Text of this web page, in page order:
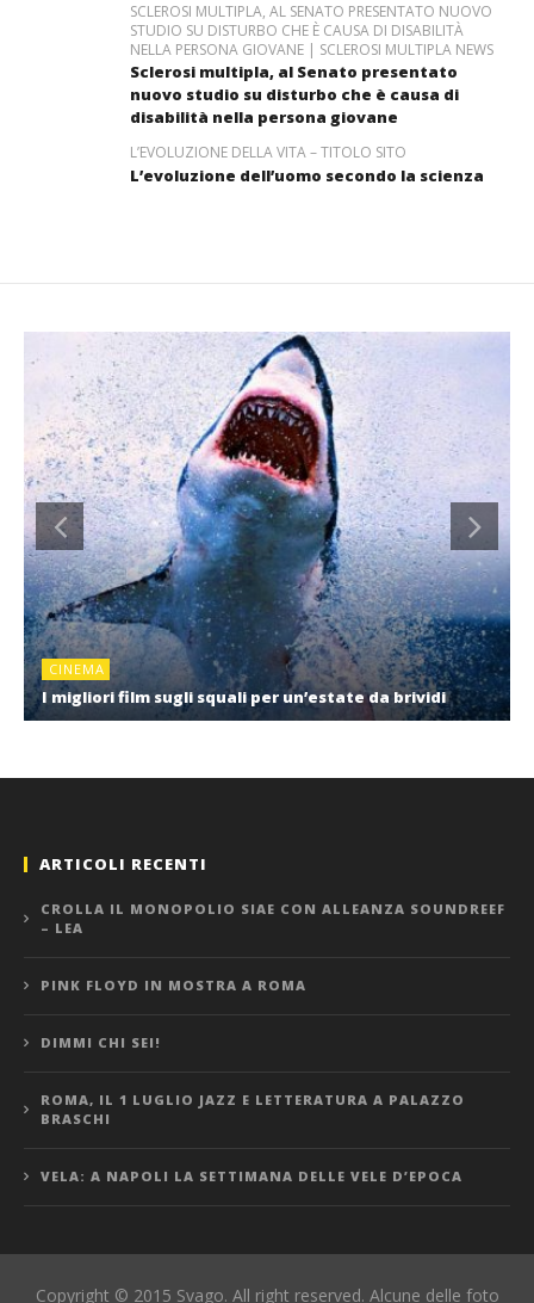
SCLEROSI MULTIPLA, AL SENATO PRESENTATO NUOVO
STUDIO SU DISTURBO CHE È CAUSA DI DISABILITÀ
NELLA PERSONA GIOVANE | SCLEROSI MULTIPLA NEWS
Sclerosi multipla, al Senato presentato
nuovo studio su disturbo che è causa di
disabilità nella persona giovane
L’EVOLUZIONE DELLA VITA – TITOLO SITO
L’evoluzione dell’uomo secondo la scienza
CINEMA
I migliori film sugli squali per un’estate da brividi
ARTICOLI RECENTI
CROLLA IL MONOPOLIO SIAE CON ALLEANZA SOUNDREEF
– LEA
PINK FLOYD IN MOSTRA A ROMA
DIMMI CHI SEI!
ROMA, IL 1 LUGLIO JAZZ E LETTERATURA A PALAZZO
BRASCHI
VELA: A NAPOLI LA SETTIMANA DELLE VELE D’EPOCA
Copyright © 2015 Svago. All right reserved. Alcune delle foto